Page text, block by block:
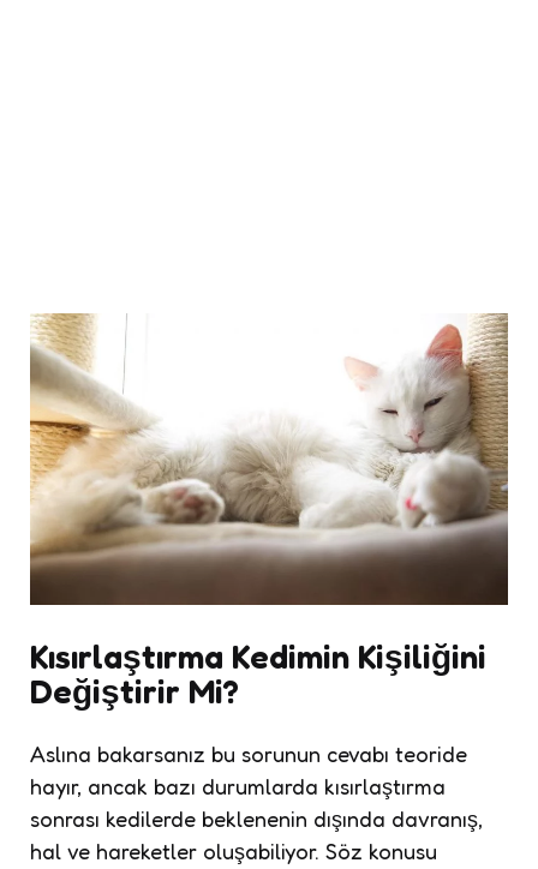
Kısırlaştırma Kedimin Kişiliğini
Değiştirir Mi?
Aslına bakarsanız bu sorunun cevabı teoride
hayır, ancak bazı durumlarda kısırlaştırma
sonrası kedilerde beklenenin dışında davranış,
hal ve hareketler oluşabiliyor. Söz konusu